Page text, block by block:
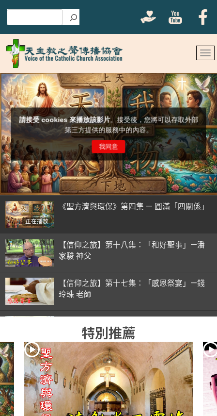
正在播放
《聖方濟與環保》第四集 — 圓滿「四關係」
【信仰之旅】第十八集：「和好聖事」—潘
家駿 神父
【信仰之旅】第十七集：「感恩祭宴」—錢
玲珠 老師
錢玲珠 老師
【信仰之旅】第十五集：「入門聖事」—錢
玲珠 老師
【信仰之旅】第十四集：「天主十誡(下)」
—金毓瑋 神父
特別推薦